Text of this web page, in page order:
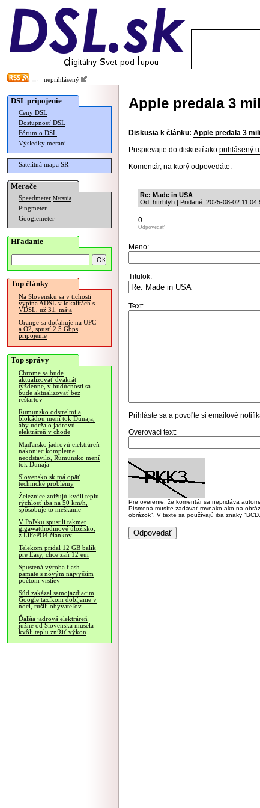
neprihlásený
DSL pripojenie
Ceny DSL
Dostupnosť DSL
Fórum o DSL
Výsledky meraní
Satelitná mapa SR
Merače
Speedmeter Merania
Pingmeter
Googlemeter
Hľadanie
Top články
Na Slovensku sa v tichosti
vypína ADSL v lokalitách s
VDSL, už 31. mája
Orange sa doťahuje na UPC
a O2, spustí 2.5 Gbps
pripojenie
Top správy
Chrome sa bude
aktualizovať dvakrát
týždenne, v budúcnosti sa
bude aktualizovať bez
reštartov
Rumunsko odstrelmi a
blokádou mení tok Dunaja,
aby udržalo jadrovú
elektráreň v chode
Maďarsko jadrovú elektráreň
nakoniec kompletne
neodstavilo, Rumunsko mení
tok Dunaja
Slovensko.sk má opäť
technické problémy
Železnice znižujú kvôli teplu
rýchlosť iba na 50 km/h,
spôsobuje to meškanie
V Poľsku spustili takmer
gigawatthodinové úložisko,
z LiFePO4 článkov
Telekom pridal 12 GB balík
pre Easy, chce zaň 12 eur
Spustená výroba flash
pamäte s novým najvyšším
počtom vrstiev
Súd zakázal samojazdiacim
Google taxíkom dobíjanie v
noci, rušili obyvateľov
Ďalšia jadrová elektráreň
južne od Slovenska musela
kvôli teplu znížiť výkon
Apple predala 3
Diskusia k článku: Apple predala 3
Prispievajte do diskusií ako prihlásený
Komentár, na ktorý odpovedáte:
Re: Made in USA
Od: httrhtyh | Pridané: 2025-08-02
0
Odpovedať
Meno:
Titulok:
Text:
Prihláste sa a povoľte si emailové
Overovací text:
Pre overenie, že komentár sa nepridáva
Písmená musíte zadávať rovnako ako na
obrázok". V texte sa používajú iba znaky